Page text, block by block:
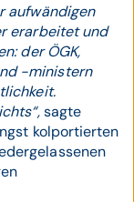
aufwändigen
erarbeitet und
der ÖGK,
-ministern
sagte
kolportierten